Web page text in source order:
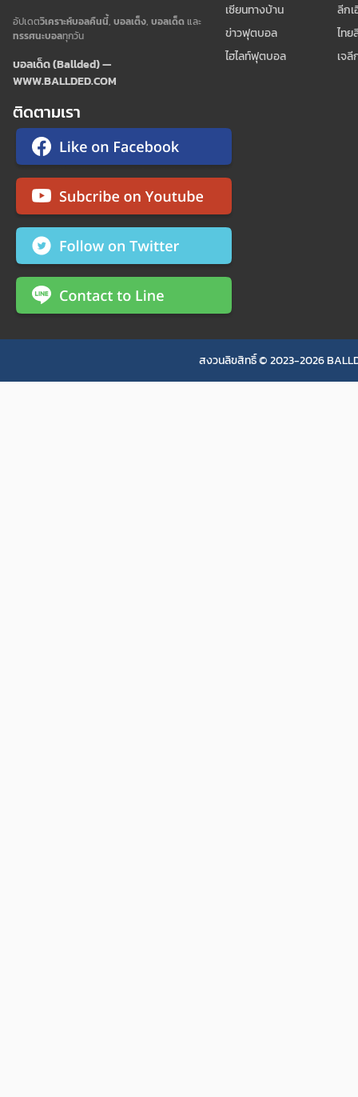
อัปเดตวิเคราะห์บอลคืนนี้, บอลเต็ง, บอลเด็ดและ
ทรรศนะบอลทุกวัน
บอลเด็ด (Ballded) —
WWW.BALLDED.COM
เซียนทางบ้าน
ข่าวฟุตบอล
ไฮไลท์ฟุตบอล
ลีก
ไทย
เจลี
ติดตามเรา
สงวนลิขสิทธิ์ © 2023-2026